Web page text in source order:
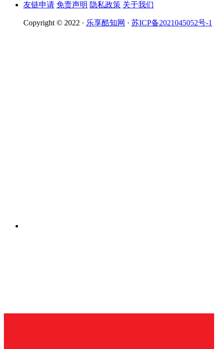
友链申请 免责声明 隐私政策 关于我们
Copyright © 2022 · 乐享酷知网 · 苏ICP备2021045052号-1